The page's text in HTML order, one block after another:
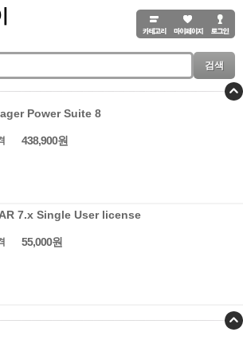
검색
Power Suite 8
438,900원
7.x Single User license
55,000원